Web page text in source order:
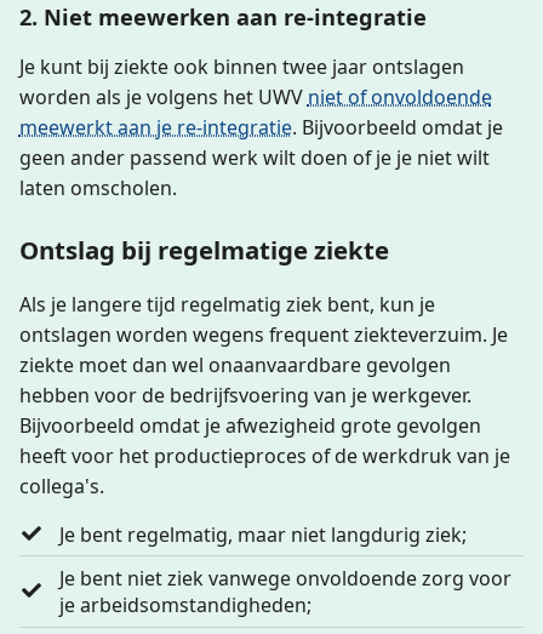
2. Niet meewerken aan re-integratie
Je kunt bij ziekte ook binnen twee jaar ontslagen
worden als je volgens het UWV niet of onvoldoende
meewerkt aan je re-integratie. Bijvoorbeeld omdat je
geen ander passend werk wilt doen of je je niet wilt
laten omscholen.
Ontslag bij regelmatige ziekte
Als je langere tijd regelmatig ziek bent, kun je
ontslagen worden wegens frequent ziekteverzuim. Je
ziekte moet dan wel onaanvaardbare gevolgen
hebben voor de bedrijfsvoering van je werkgever.
Bijvoorbeeld omdat je afwezigheid grote gevolgen
heeft voor het productieproces of de werkdruk van je
collega's.
Je bent regelmatig, maar niet langdurig ziek;
Je bent niet ziek vanwege onvoldoende zorg voor
je arbeidsomstandigheden;